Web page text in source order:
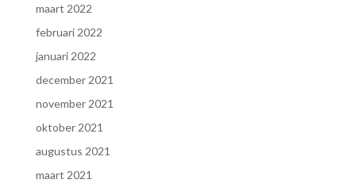
maart 2022
februari 2022
januari 2022
december 2021
november 2021
oktober 2021
augustus 2021
maart 2021